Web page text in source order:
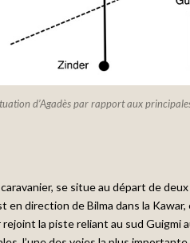
d’Agadès par rapport aux
se situe au départ de
en direction de Bilma dans la
la piste reliant au sud Guigmi